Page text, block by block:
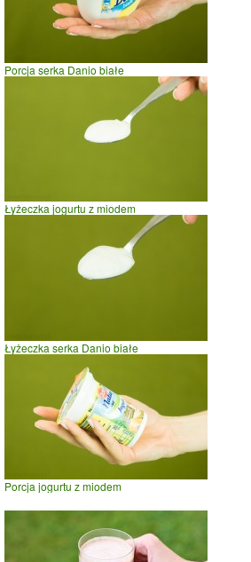
Porcja serka Danio białe
Łyżeczka jogurtu z miodem
Łyżeczka serka Danio białe
Porcja jogurtu z miodem